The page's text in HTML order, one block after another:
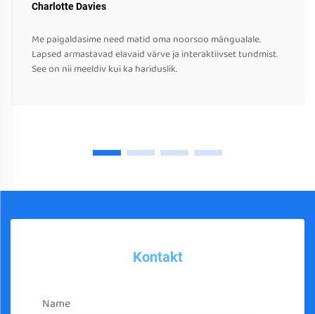
Charlotte Davies
Me paigaldasime need matid oma noorsoo mängualale.
Lapsed armastavad elavaid värve ja interaktiivset tundmist.
See on nii meeldiv kui ka hariduslik.
Kontakt
Name